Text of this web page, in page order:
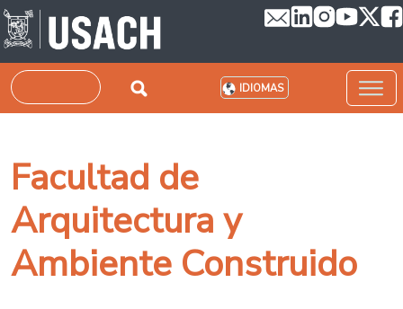
Pasar al contenido principal
Buscar IDIOMAS
Facultad de
Arquitectura y
Ambiente Construido